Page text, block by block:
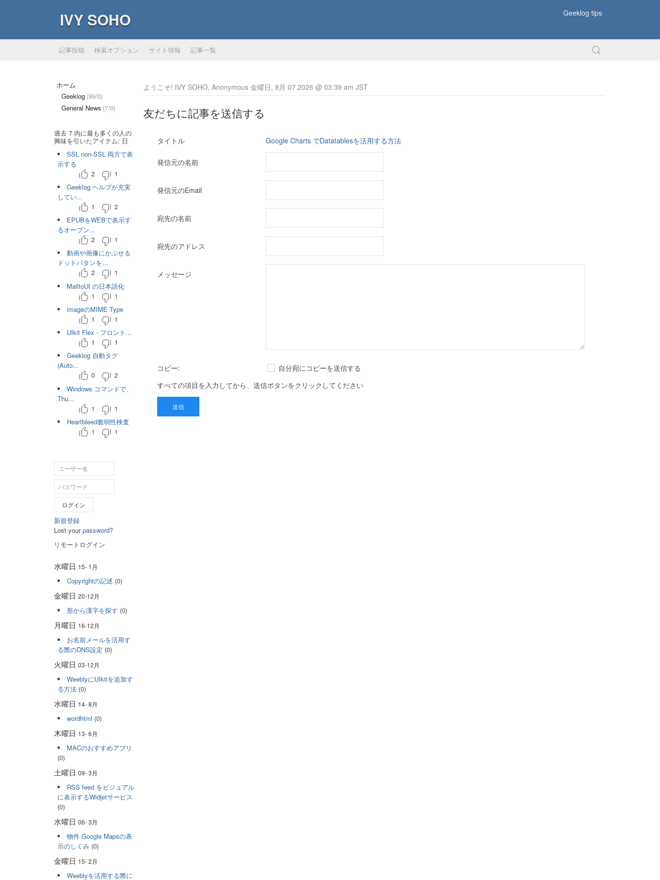
IVY SOHO Geeklog tips
記事投稿 検索オプション サイト情報 記事一覧
ようこそ! IVY SOHO, Anonymous 金曜日, 8月 07 2026 @ 03:39 am JST
友だちに記事を送信する
タイトル Google Charts でDatatablesを活用する方法
発信元の名前
発信元のEmail
宛先の名前
宛先のアドレス
メッセージ
コピー:
自分宛にコピーを送信する
すべての項目を入力してから、送信ボタンをクリックしてください
送信
ホーム
Geeklog (99/0)
General News (7/0)
過去 7 内に最も多くの人の
興味を引いたアイテム: 日
SSL non-SSL 両方で表
示する
2
1
Geeklog ヘルプが充実
してい...
1
2
EPUBをWEBで表示す
るオープン...
2
1
動画や画像にかぶせる
ドットパタンを...
2
1
MailtoUI の日本語化
1
1
imageのMIME Type
1
1
UIkit Flex - フロント...
1
1
Geeklog 自動タグ
(Auto...
0
2
Windows コマンドで、
Thu...
1
1
Heartbleed脆弱性検査
1
1
ログイン
新規登録
Lost yourpassword?
リモートログイン
水曜日 15- 1月
Copyrightの記述 (0)
金曜日 20-12月
形から漢字を探す (0)
月曜日 16-12月
お名前メールを活用す
る際のDNS設定 (0)
火曜日 03-12月
WeeblyにUIkitを追加す
る方法(0)
水曜日 14- 8月
wordhtml (0)
木曜日 13- 6月
MACのおすすめアプリ
(0)
土曜日 09- 3月
RSS feed をビジュアル
に表示するWidjetサービス
(0)
水曜日 06- 3月
物件 Google Mapsの表
示のしくみ(0)
金曜日 15- 2月
Weeblyを活用する際に